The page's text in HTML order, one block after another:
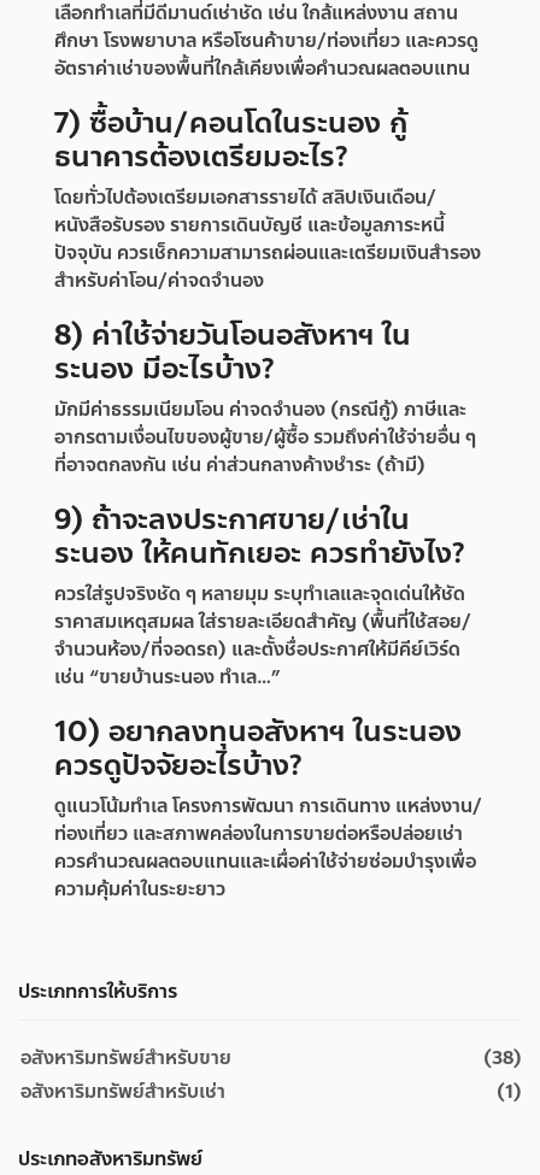
เลือกทำเลที่มีดีมานด์เช่าชัด เช่น ใกล้แหล่งงาน สถาน
ศึกษา โรงพยาบาล หรือโซนค้าขาย/ท่องเที่ยว และควรดู
อัตราค่าเช่าของพื้นที่ใกล้เคียงเพื่อคำนวณผลตอบแทน
7) ซื้อบ้าน/คอนโดในระนอง กู้
ธนาคารต้องเตรียมอะไร?
โดยทั่วไปต้องเตรียมเอกสารรายได้ สลิปเงินเดือน/
หนังสือรับรอง รายการเดินบัญชี และข้อมูลภาระหนี้
ปัจจุบัน ควรเช็กความสามารถผ่อนและเตรียมเงินสำรอง
สำหรับค่าโอน/ค่าจดจำนอง
8) ค่าใช้จ่ายวันโอนอสังหาฯ ใน
ระนอง มีอะไรบ้าง?
มักมีค่าธรรมเนียมโอน ค่าจดจำนอง (กรณีกู้) ภาษีและ
อากรตามเงื่อนไขของผู้ขาย/ผู้ซื้อ รวมถึงค่าใช้จ่ายอื่น ๆ
ที่อาจตกลงกัน เช่น ค่าส่วนกลางค้างชำระ (ถ้ามี)
9) ถ้าจะลงประกาศขาย/เช่าใน
ระนอง ให้คนทักเยอะ ควรทำยังไง?
ควรใส่รูปจริงชัด ๆ หลายมุม ระบุทำเลและจุดเด่นให้ชัด
ราคาสมเหตุสมผล ใส่รายละเอียดสำคัญ (พื้นที่ใช้สอย/
จำนวนห้อง/ที่จอดรถ) และตั้งชื่อประกาศให้มีคีย์เวิร์ด
เช่น “ขายบ้านระนอง ทำเล…”
10) อยากลงทุนอสังหาฯ ในระนอง
ควรดูปัจจัยอะไรบ้าง?
ดูแนวโน้มทำเล โครงการพัฒนา การเดินทาง แหล่งงาน/
ท่องเที่ยว และสภาพคล่องในการขายต่อหรือปล่อยเช่า
ควรคำนวณผลตอบแทนและเผื่อค่าใช้จ่ายซ่อมบำรุงเพื่อ
ความคุ้มค่าในระยะยาว
ประเภทการให้บริการ
อสังหาริมทรัพย์สำหรับขาย
(38)
อสังหาริมทรัพย์สำหรับเช่า
(1)
ประเภทอสังหาริมทรัพย์